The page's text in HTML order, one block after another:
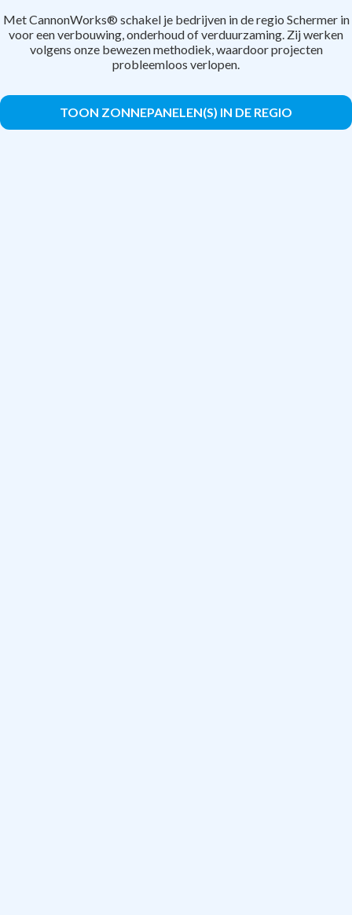
Met CannonWorks® schakel je bedrijven in de regio Schermer in
voor een verbouwing, onderhoud of verduurzaming. Zij werken
volgens onze bewezen methodiek, waardoor projecten
probleemloos verlopen.
TOON ZONNEPANELEN(S) IN DE REGIO